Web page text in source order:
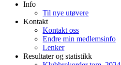
Info
Til nye utøvere
Kontakt
Kontakt oss
Endre min medlemsinfo
Lenker
Resultater og statistikk